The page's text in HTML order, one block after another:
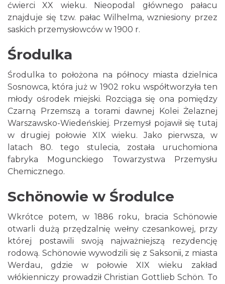
ćwierci XX wieku. Nieopodal głównego pałacu
znajduje się tzw. pałac Wilhelma, wzniesiony przez
saskich przemysłowców w 1900 r.
Środulka
Środulka to położona na północy miasta dzielnica
Sosnowca, która już w 1902 roku współtworzyła ten
młody ośrodek miejski. Rozciąga się ona pomiędzy
Czarną Przemszą a torami dawnej Kolei Żelaznej
Warszawsko-Wiedeńskiej. Przemysł pojawił się tutaj
w drugiej połowie XIX wieku. Jako pierwsza, w
latach 80. tego stulecia, została uruchomiona
fabryka Mogunckiego Towarzystwa Przemysłu
Chemicznego.
Schönowie w Środulce
Wkrótce potem, w 1886 roku, bracia Schönowie
otwarli dużą przędzalnię wełny czesankowej, przy
której postawili swoją najważniejszą rezydencję
rodową. Schönowie wywodzili się z Saksonii, z miasta
Werdau, gdzie w połowie XIX wieku zakład
włókienniczy prowadził Christian Gottlieb Schön. To